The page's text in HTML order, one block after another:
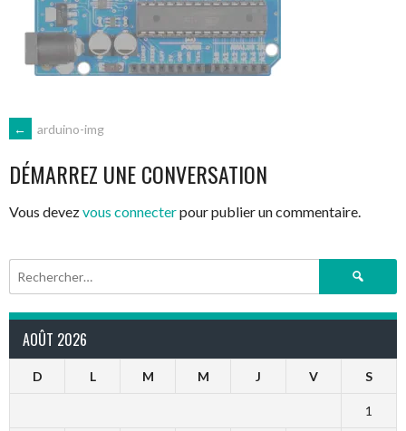
NAVIGATION
DES
← arduino-img
DÉMARREZ UNE CONVERSATION
Vous devezvous connecterpour publier un commentaire.
Rechercher :
AOÛT 2026
D L M M J V S
1